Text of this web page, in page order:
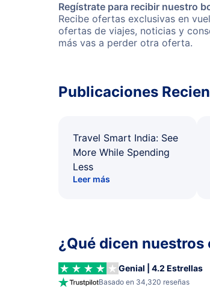
Regístrate para recibir nuestro
Recibe ofertas exclusivas en
ofertas de viajes, noticias y
más vas a perder otra oferta.
Publicaciones
Travel Smart India: See
More While Spending
Less
Leer más
¿Qué dicen
Genial | 4.2 Estrellas
Basado en 34,320 reseñas